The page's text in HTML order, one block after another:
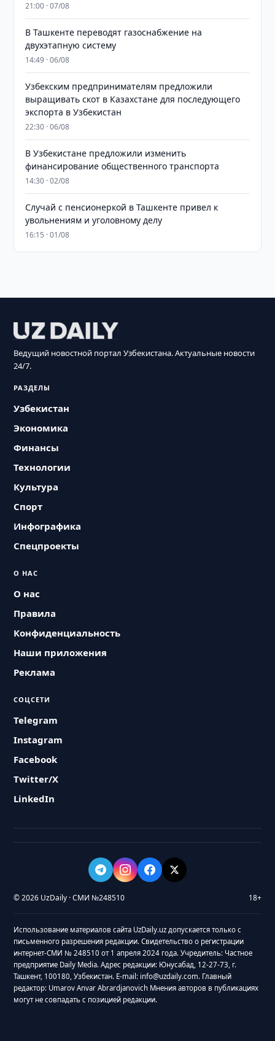
21:00 · 07/08
В Ташкенте переводят газоснабжение на
двухэтапную систему
14:49 · 06/08
Узбекским предпринимателям предложили
выращивать скот в Казахстане для последующего
экспорта в Узбекистан
22:30 · 06/08
В Узбекистане предложили изменить
финансирование общественного транспорта
14:30 · 02/08
Случай с пенсионеркой в Ташкенте привел к
увольнениям и уголовному делу
16:15 · 01/08
Ведущий новостной портал Узбекистана. Актуальные новости
24/7.
РАЗДЕЛЫ
Узбекистан
Экономика
Финансы
Технологии
Культура
Спорт
Инфографика
Спецпроекты
О НАС
О нас
Правила
Конфиденциальность
Наши приложения
Реклама
СОЦСЕТИ
Telegram
Instagram
Facebook
Twitter/X
LinkedIn
© 2026 UzDaily · СМИ №248510 18+
Использование материалов сайта UzDaily.uz допускается только с
письменного разрешения редакции. Свидетельство о регистрации
интернет-СМИ № 248510 от 1 апреля 2024 года. Учредитель: Частное
предприятие Daily Media. Адрес редакции: Юнусабад, 12-27-73, г.
Ташкент, 100180, Узбекистан. E-mail: info@uzdaily.com. Главный
редактор: Umarov Anvar Abrardjanovich Мнения авторов в публикациях
могут не совпадать с позицией редакции.